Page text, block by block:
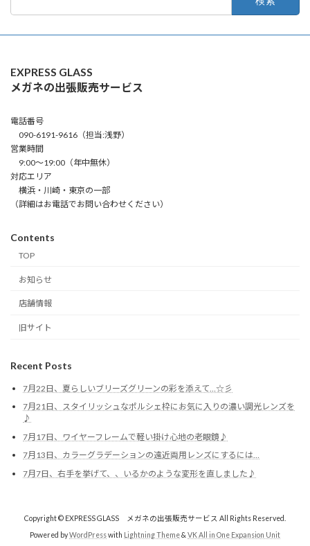
EXPRESS GLASS
メガネの出張販売サービス
電話番号
090-6191-9616（担当:浅野）
営業時間
9:00～19:00（年中無休）
対応エリア
横浜・川崎・東京の一部
（詳細はお電話でお問い合わせください）
Contents
TOP
お知らせ
店舗情報
旧サイト
Recent Posts
7月22日、夏らしいブリーズグリーンの彩を添えて…☆彡
7月21日、スタイリッシュなポルシェ枠にお気に入りの濃い調光レンズを
♪
7月17日、ワイヤーフレームで軽い掛け心地の老眼鏡♪
7月13日、カラーグラデーションの遠近両用レンズにするには…
7月7日、右手を挙げて、、いるかのような変形を直しました♪
Copyright © EXPRESS GLASS メガネの出張販売サービス All Rights Reserved.
Powered byWordPresswith Lightning Theme& VK All in One Expansion Unit